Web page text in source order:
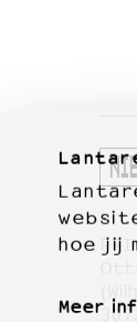
hoe jij
Meer